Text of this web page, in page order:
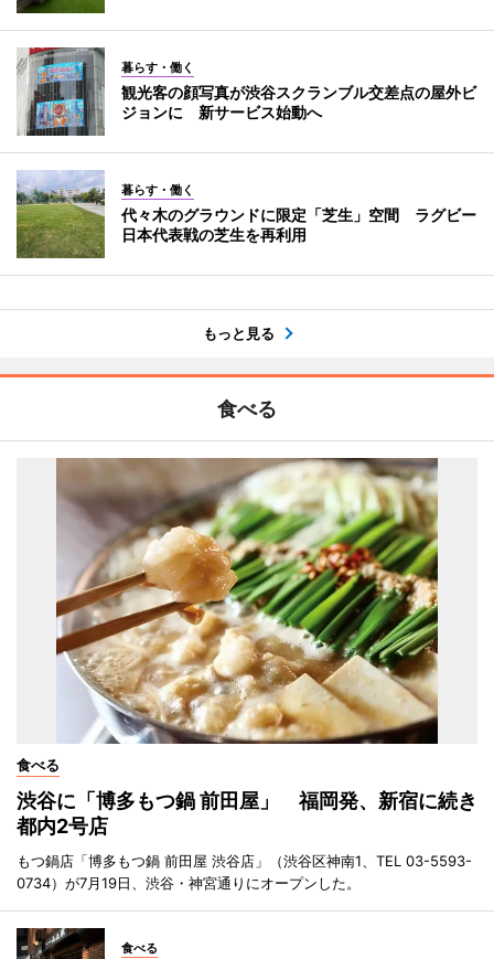
暮らす・働く
観光客の顔写真が渋谷スクランブル交差点の屋外ビ
ジョンに 新サービス始動へ
暮らす・働く
代々木のグラウンドに限定「芝生」空間 ラグビー
日本代表戦の芝生を再利用
もっと見る
食べる
食べる
渋谷に「博多もつ鍋 前田屋」 福岡発、新宿に続き
都内2号店
もつ鍋店「博多もつ鍋 前田屋 渋谷店」（渋谷区神南1、TEL 03-5593-
0734）が7月19日、渋谷・神宮通りにオープンした。
食べる